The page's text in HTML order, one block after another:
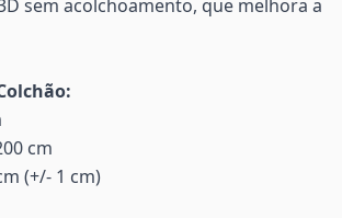
sem acolchoamento, que melhora a
cm
(+/- 1 cm)